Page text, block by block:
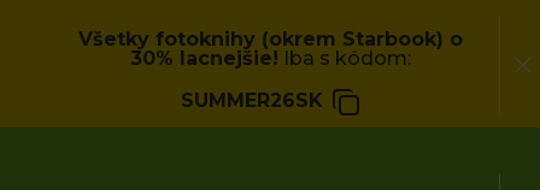
Všetky fotoknihy (okrem Starbook) o
30% lacnejšie! Iba s kódom:
SUMMER26SK